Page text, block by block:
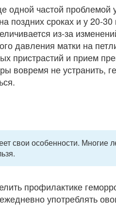
одной частой
поздних сроках и у 20-
из-за
давления матки на
пристрастий и прием
вовремя не устранить,
свои особенности.
профилактике
употреблять